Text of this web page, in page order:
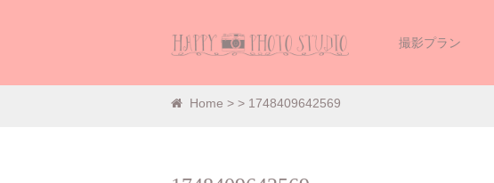
撮影プラン
Home > > 1748409642569